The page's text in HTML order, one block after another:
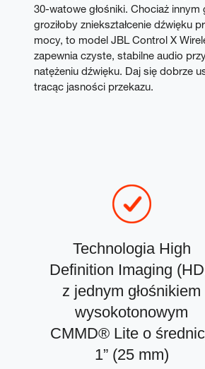
30-watowe głośniki. Chociaż innym
groziłoby zniekształcenie dźwięku
mocy, to model JBL Control X
zapewnia czyste, stabilne audio
natężeniu dźwięku. Daj się dobrze
tracąc jasności przekazu.
Technologia High
Definition Imaging
z jednym głośnikiem
wysokotonowym
CMMD® Lite o
1” (25 mm)